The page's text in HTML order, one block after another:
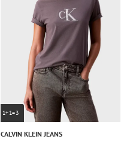
1+1=3
CALVIN KLEIN JEANS